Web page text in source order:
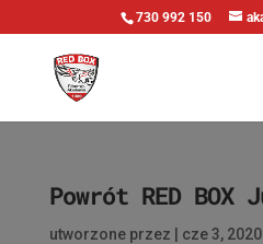
730 992 150
Powrót RED
utworzone przez cze 3, 2020|